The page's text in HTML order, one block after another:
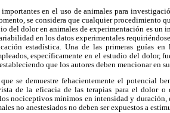
importantes en el uso de animales para
se considera que cualquier procedimiento
del dolor en animales de experimentación es un
en los datos experimentales
estadística. Una de las primeras guías en
específicamente en el estudio del dolor,
que los autores deben mencionar en
se demuestre fehacientemente el potencial
de la eficacia de las terapias para el dolor o
nociceptivos mínimos en intensidad y
no anestesiados no deben ser expuestos a